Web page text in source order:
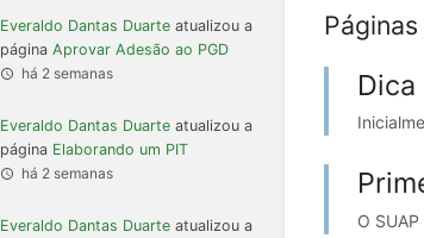
Everaldo Dantas Duarte atualizou a
página Aprovar Adesão ao PGD
há 2 semanas
Everaldo Dantas Duarte atualizou a
página Elaborando um PIT
há 2 semanas
Everaldo Dantas Duarte atualizou a
O